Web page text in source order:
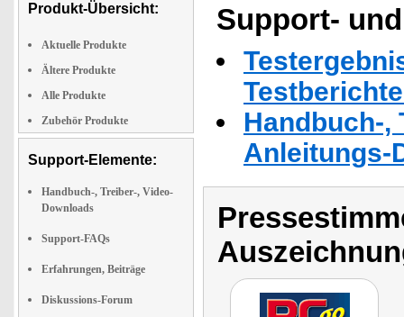
Produkt-Übersicht:
Aktuelle Produkte
Ältere Produkte
Alle Produkte
Zubehör Produkte
Support-Elemente:
Handbuch-, Treiber-, Video-
Downloads
Support-FAQs
Erfahrungen, Beiträge
Diskussions-Forum
Support-
Handbuch-,
Anleitungs-